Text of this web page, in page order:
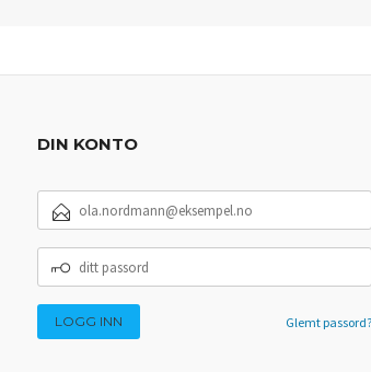
DIN KONTO
POSTADRESSE
PASSORD
Glemt passord?